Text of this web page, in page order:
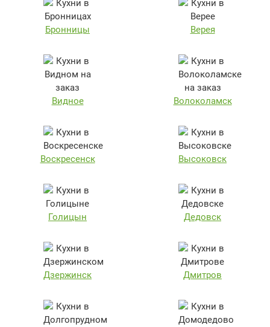
Бронницы Верея
Видное Волоколамск
Воскресенск Высоковск
Голицын Дедовск
Дзержинск Дмитров